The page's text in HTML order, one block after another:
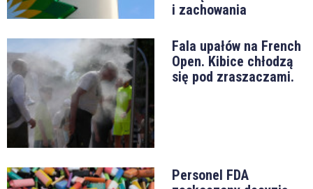
i zachowania
Fala upałów na French
Open. Kibice chłodzą
się pod zraszaczami.
Personel FDA